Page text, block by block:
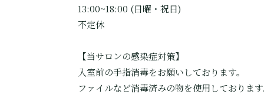
13:00~18:00 (日曜・祝日)
不定休
【当サロンの感染症対策】
入室前の手指消毒をお願いしております。
ファイルなど消毒済みの物を使用しておりま